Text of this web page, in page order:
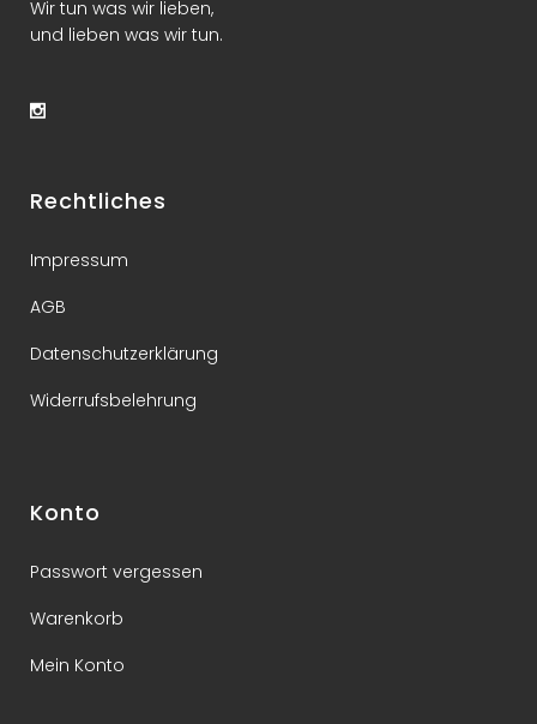
Wir tun was wir lieben,
und lieben was wir tun.
Rechtliches
Impressum
AGB
Datenschutzerklärung
Widerrufsbelehrung
Konto
Passwort vergessen
Warenkorb
Mein Konto